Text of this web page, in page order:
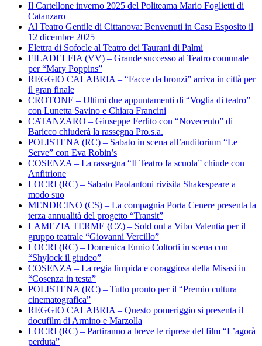
Il Cartellone inverno 2025 del Politeama Mario Foglietti di
Catanzaro
Al Teatro Gentile di Cittanova: Benvenuti in Casa Esposito il
12 dicembre 2025
Elettra di Sofocle al Teatro dei Taurani di Palmi
FILADELFIA (VV) – Grande successo al Teatro comunale
per “Mary Poppins”
REGGIO CALABRIA – “Facce da bronzi” arriva in città per
il gran finale
CROTONE – Ultimi due appuntamenti di “Voglia di teatro”
con Lunetta Savino e Chiara Francini
CATANZARO – Giuseppe Ferlito con “Novecento” di
Baricco chiuderà la rassegna Pro.s.a.
POLISTENA (RC) – Sabato in scena all’auditorium “Le
Serve” con Eva Robin’s
COSENZA – La rassegna “Il Teatro fa scuola” chiude con
Anfitrione
LOCRI (RC) – Sabato Paolantoni rivisita Shakespeare a
modo suo
MENDICINO (CS) – La compagnia Porta Cenere presenta la
terza annualità del progetto “Transit”
LAMEZIA TERME (CZ) – Sold out a Vibo Valentia per il
gruppo teatrale “Giovanni Vercillo”
LOCRI (RC) – Domenica Ennio Coltorti in scena con
“Shylock il giudeo”
COSENZA – La regia limpida e coraggiosa della Misasi in
“Cosenza in testa”
POLISTENA (RC) – Tutto pronto per il “Premio cultura
cinematografica”
REGGIO CALABRIA – Questo pomeriggio si presenta il
docufilm di Armino e Marzolla
LOCRI (RC) – Partiranno a breve le riprese del film “L’agorà
perduta”